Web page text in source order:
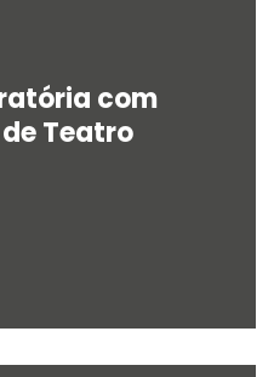
com
Teatro